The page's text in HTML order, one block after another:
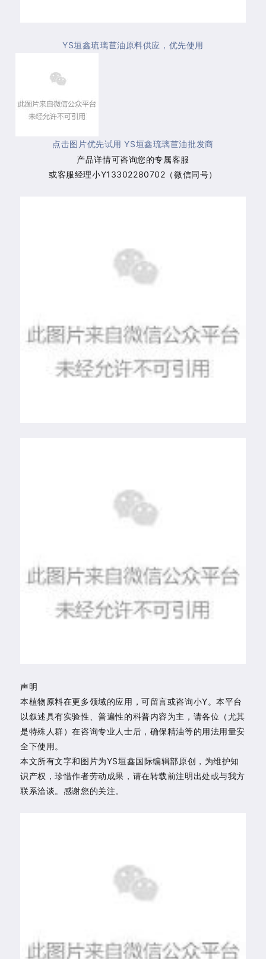
YS垣鑫琉璃苣油 原料供应，优先使用
点击图片优先试用 YS垣鑫琉璃苣油批发商
产品详情可咨询您的专属客服
或客服经理小Y13302280702（微信同号）
声明
本植物原料在更多领域的应用，可留言或咨询小Y。本平台
以叙述具有实验性、普遍性的科普内容为主，请各位（尤其
是特殊人群）在咨询专业人士后，确保精油等的用法用量安
全下使用。
本文所有文字和图片为YS垣鑫国际编辑部原创，为维护知
识产权，珍惜作者劳动成果，请在转载前注明出处或与我方
联系洽谈。感谢您的关注。